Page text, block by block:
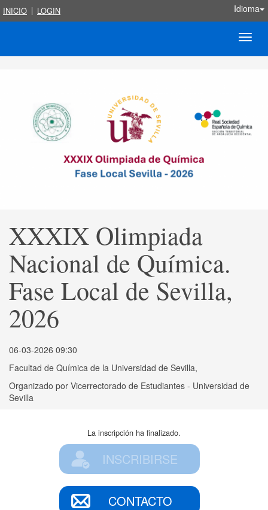
INICIO | LOGIN Idioma
Toggle
XXXIX Olimpiada
Nacional de Química.
Fase Local de Sevilla,
2026
06-03-2026 09:30
Facultad de Química de la Universidad de Sevilla,
Organizado por Vicerrectorado de Estudiantes - Universidad de
Sevilla
La inscripción ha finalizado.
INSCRIBIRSE
CONTACTO